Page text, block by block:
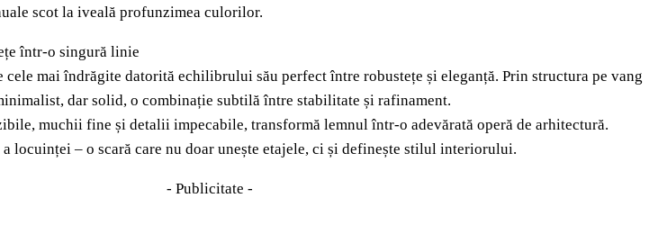
scot la iveală profunzimea culorilor.
într-o singură linie
mai îndrăgite datorită echilibrului său perfect între robustețe și eleganță. Prin structura pe vang
dar solid, o combinație subtilă între stabilitate și rafinament.
muchii fine și detalii impecabile, transformă lemnul într-o adevărată operă de arhitectură.
locuinței – o scară care nu doar unește etajele, ci și definește stilul interiorului.
- Publicitate -